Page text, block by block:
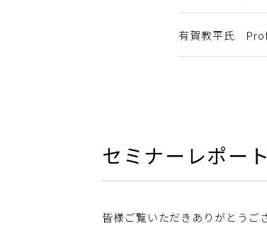
有賀教平氏
セミナーレポート
皆様ご覧いただきありがとうご